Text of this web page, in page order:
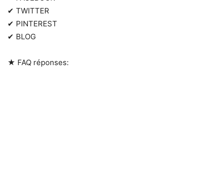
✔ TWITTER
✔ PINTEREST
✔ BLOG
★ FAQ réponses: